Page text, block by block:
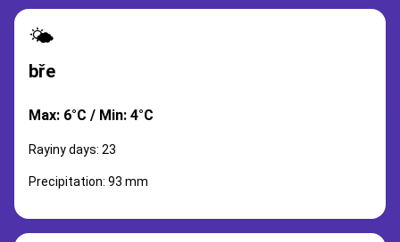
🌤️
bře
Max: 6°C / Min: 4°C
Rayiny days: 23
Precipitation: 93 mm